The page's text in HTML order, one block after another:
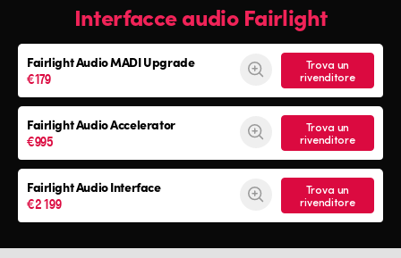
Interfacce audio Fairlight
Fairlight AudioMADI Upgrade
€179
Trova un
rivenditore
Fairlight Audio Accelerator
€995
Trova un
rivenditore
Fairlight Audio Interface
€2 199
Trova un
rivenditore